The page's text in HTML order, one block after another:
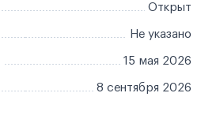
Открыт
Не указано
15 мая 2026
8 сентября 2026